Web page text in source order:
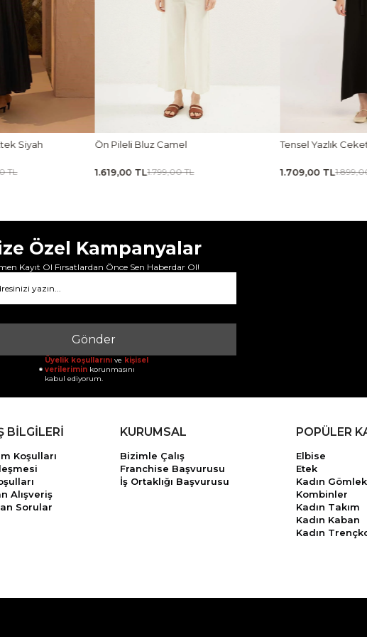
Tensel Yazlık Ceket Siyah
1.709,00 TL1.899,00 TL
Tensel Jile Elbise
1.979,00 TL2.199,00
Özel Kampanyalar
Kayıt Ol Fırsatlardan Önce Sen Haberdar Ol!
Gönder
Üyelik koşullarını ve kişisel
verilerimin korunmasını
kabul ediyorum.
BİLGİLERİ
Koşulları
Alışveriş
Sorular
KURUMSAL
Bizimle Çalış
Franchise Başvurusu
İş Ortaklığı Başvurusu
POPÜLER
Elbise
Etek
Kadın Gömlek
Kombinler
Kadın Takım
Kadın Kaban
Kadın